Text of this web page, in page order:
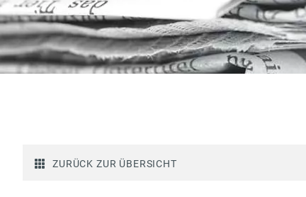
ZURÜCK ZUR ÜBERSICHT